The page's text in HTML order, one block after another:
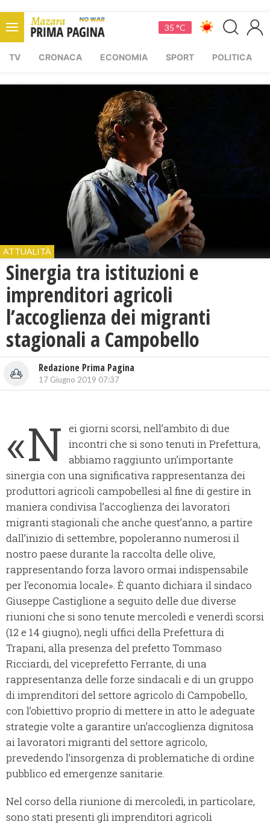
35 °C
TV CRONACA ECONOMIA SPORT POLITICA
ATTUALITÀ
Sinergia tra istituzioni e
imprenditori agricoli
l’accoglienza dei migranti
stagionali a Campobello
Redazione Prima Pagina
17 Giugno 2019 07:37
«N ei giorni scorsi, nell’ambito di due
incontri che si sono tenuti in Prefettura,
abbiamo raggiunto un’importante
sinergia con una significativa rappresentanza dei
produttori agricoli campobellesi al fine di gestire in
maniera condivisa l’accoglienza dei lavoratori
migranti stagionali che anche quest’anno, a partire
dall’inizio di settembre, popoleranno numerosi il
nostro paese durante la raccolta delle olive,
rappresentando forza lavoro ormai indispensabile
per l’economia locale». È quanto dichiara il sindaco
Giuseppe Castiglione a seguito delle due diverse
riunioni che si sono tenute mercoledì e venerdì scorsi
(12 e 14 giugno), negli uffici della Prefettura di
Trapani, alla presenza del prefetto Tommaso
Ricciardi, del viceprefetto Ferrante, di una
rappresentanza delle forze sindacali e di un gruppo
di imprenditori del settore agricolo di Campobello,
con l’obiettivo proprio di mettere in atto le adeguate
strategie volte a garantire un’accoglienza dignitosa
ai lavoratori migranti del settore agricolo,
prevedendo l’insorgenza di problematiche di ordine
pubblico ed emergenze sanitarie.
Nel corso della riunione di mercoledì, in particolare,
sono stati presenti gli imprenditori agricoli